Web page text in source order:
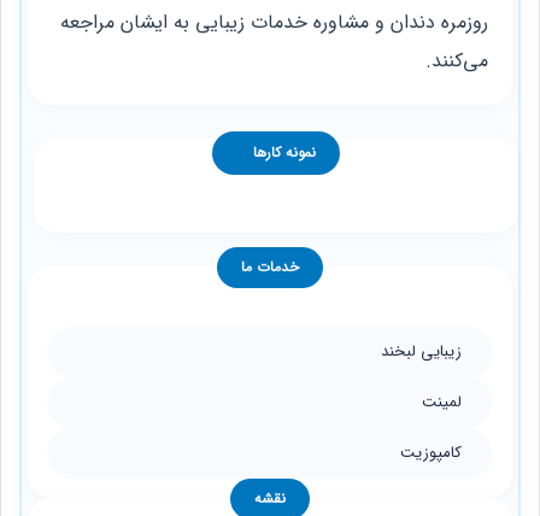
روزمره دندان و مشاوره خدمات زیبایی به ایشان مراجعه
می‌کنند.
نمونه کارها
خدمات ما
زیبایی لبخند
لمینت
کامپوزیت
نقشه